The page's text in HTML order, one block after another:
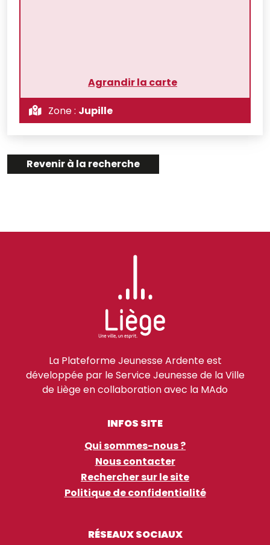
Agrandir la carte
Zone : Jupille
Revenir à la recherche
La Plateforme Jeunesse Ardente est
développée par le Service Jeunesse de la Ville
de Liège en collaboration avec la MAdo
INFOS SITE
Qui sommes-nous ?
Nous contacter
Rechercher sur le site
Politique de confidentialité
RÉSEAUX SOCIAUX